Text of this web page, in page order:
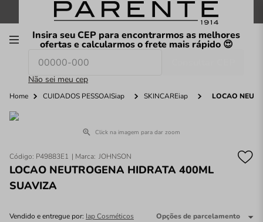
FRETE GRÁTIS nas compras a partir de R$199
Insira seu CEP para encontrarmos as melhores
ofertas e calcularmos o frete mais rápido 😍
Não sei meu cep
O que você procura hoje?
Home CUIDADOS PESSOAISiap SKINCAREiap LOCAO
Click na imagem para dar zoom
Código: P49883E1 JOHNSON
LOCAO NEUTROGENA HIDRATA 400ML
SUAVIZA
Vendido e entregue por: Iap Cosméticos
Opções de parcelamento